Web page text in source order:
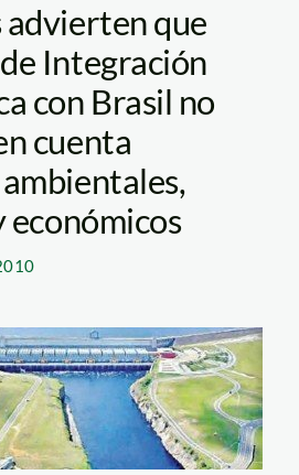
que
Integración
con Brasil no
cuenta
económicos